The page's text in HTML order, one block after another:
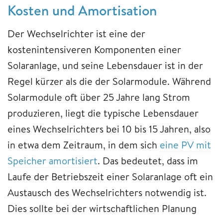
Kosten und Amortisation
Der Wechselrichter ist eine der
kostenintensiveren Komponenten einer
Solaranlage, und seine Lebensdauer ist in der
Regel kürzer als die der Solarmodule. Während
Solarmodule oft über 25 Jahre lang Strom
produzieren, liegt die typische Lebensdauer
eines Wechselrichters bei 10 bis 15 Jahren, also
in etwa dem Zeitraum, in dem sich eine PV mit
Speicher amortisiert. Das bedeutet, dass im
Laufe der Betriebszeit einer Solaranlage oft ein
Austausch des Wechselrichters notwendig ist.
Dies sollte bei der wirtschaftlichen Planung